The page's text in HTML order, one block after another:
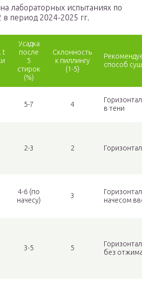
лабораторных испытаниях по
период 2024-2025 гг.
t
Усадка
после
5
стирок
(%)
Склонность
к пиллингу
(1-5)
способ
5-7 4
в тени
2-3 2
4-6 (по
начесу)
3
начесом
3-5 5
без